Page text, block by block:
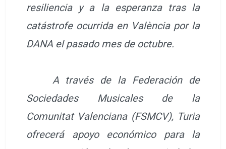
resiliencia y a la esperanza tras la
catástrofe ocurrida en València por la
DANA el pasado mes de octubre.
A través de la Federación de
Sociedades Musicales de la
Comunitat Valenciana (FSMCV), Turia
ofrecerá apoyo económico para la